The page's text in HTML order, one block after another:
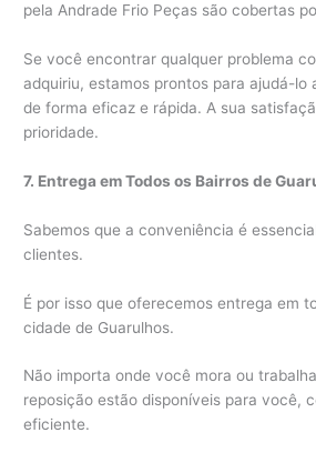
pela Andrade Frio Peças são cobertas
Se você encontrar qualquer problema
adquiriu, estamos prontos para ajudá-lo
de forma eficaz e rápida. A sua
prioridade.
7. Entrega em Todos os Bairros de
Sabemos que a conveniência é
clientes.
É por isso que oferecemos entrega em
cidade de Guarulhos.
Não importa onde você mora ou
reposição estão disponíveis para você,
eficiente.